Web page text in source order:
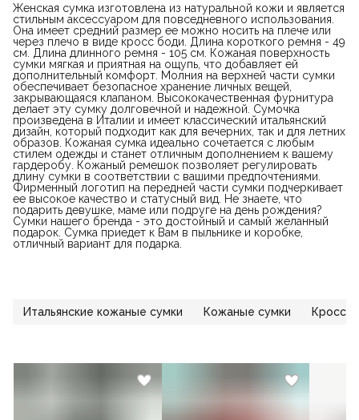
Женская сумка изготовлена из натуральной кожи и является
стильным аксессуаром для повседневного использования.
Она имеет средний размер ее можно носить на плече или
через плечо в виде кросс боди. Длина короткого ремня - 49
см. Длина длинного ремня - 105 см. Кожаная поверхность
сумки мягкая и приятная на ощупь, что добавляет ей
дополнительный комфорт. Молния на верхней части сумки
обеспечивает безопасное хранение личных вещей,
закрывающаяся клапаном. Высококачественная фурнитура
делает эту сумку долговечной и надежной. Сумочка
произведена в Италии и имеет классический итальянский
дизайн, который подходит как для вечерних, так и для летних
образов. Кожаная сумка идеально сочетается с любым
стилем одежды и станет отличным дополнением к вашему
гардеробу. Кожаный ремешок позволяет регулировать
длину сумки в соответствии с вашими предпочтениями.
Фирменный логотип на передней части сумки подчеркивает
ее высокое качество и статусный вид. Не знаете, что
подарить девушке, маме или подруге на день рождения?
Сумки нашего бренда - это достойный и самый желанный
подарок. Сумка приедет к Вам в пыльнике и коробке,
отличный вариант для подарка.
Итальянские кожаные сумки Кожаные сумки Кросс-